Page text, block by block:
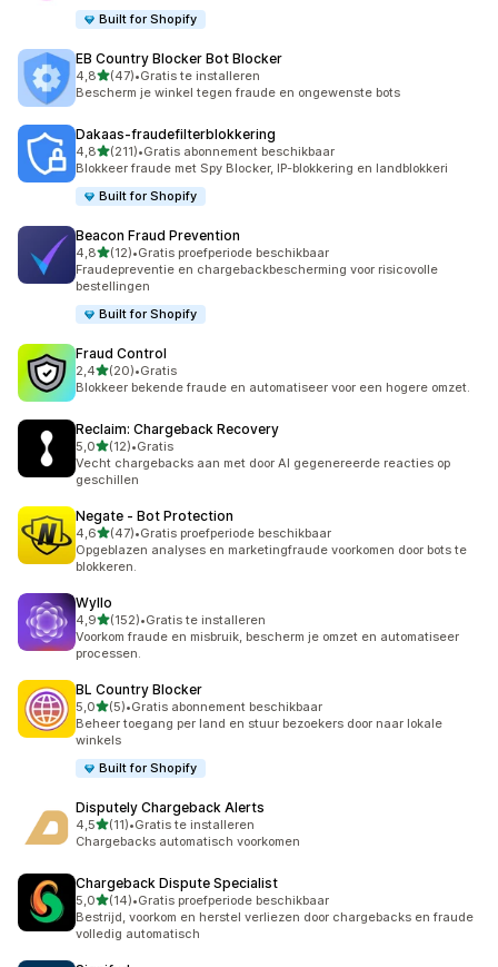
Built for Shopify
EB Country Blocker Bot Blocker
4,8van 5 sterren
(47)
47 recensies in totaal
•Gratis te installeren
Bescherm je winkel tegen fraude en ongewenste bots
Dakaas‑fraudefilterblokkering
4,8van 5 sterren
(211)
211 recensies in totaal
•Gratis abonnement beschikbaar
Blokkeer fraude met Spy Blocker, IP-blokkering en landblokkeri
Built for Shopify
Beacon Fraud Prevention
4,8van 5 sterren
(12)
12 recensies in totaal
•Gratis proefperiode beschikbaar
Fraudepreventie en chargebackbescherming voor risicovolle
bestellingen
Built for Shopify
Fraud Control
2,4van 5 sterren
(20)
20 recensies in totaal
•Gratis
Blokkeer bekende fraude en automatiseer voor een hogere omzet.
Reclaim: Chargeback Recovery
5,0van 5 sterren
(12)
12 recensies in totaal
•Gratis
Vecht chargebacks aan met door AI gegenereerde reacties op
geschillen
Negate ‑ Bot Protection
4,6van 5 sterren
(47)
47 recensies in totaal
•Gratis proefperiode beschikbaar
Opgeblazen analyses en marketingfraude voorkomen door bots te
blokkeren.
Wyllo
4,9van 5 sterren
(152)
152 recensies in totaal
•Gratis te installeren
Voorkom fraude en misbruik, bescherm je omzet en automatiseer
processen.
BL Country Blocker
5,0van 5 sterren
(5)
5 recensies in totaal
•Gratis abonnement beschikbaar
Beheer toegang per land en stuur bezoekers door naar lokale
winkels
Built for Shopify
Disputely Chargeback Alerts
4,5van 5 sterren
(11)
11 recensies in totaal
•Gratis te installeren
Chargebacks automatisch voorkomen
Chargeback Dispute Specialist
5,0van 5 sterren
(14)
14 recensies in totaal
•Gratis proefperiode beschikbaar
Bestrijd, voorkom en herstel verliezen door chargebacks en fraude
volledig automatisch